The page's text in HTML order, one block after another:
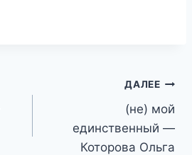
ДАЛЕЕ
(не) мой
единственный —
Которова Ольга